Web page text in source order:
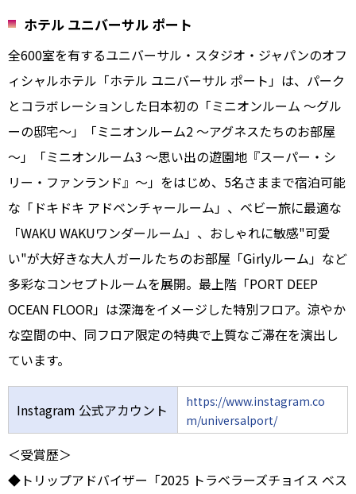
ホテル ユニバーサル ポート
全600室を有するユニバーサル・スタジオ・ジャパンのオフ
ィシャルホテル「ホテル ユニバーサル ポート」は、パーク
とコラボレーションした日本初の「ミニオンルーム ～グル
ーの邸宅～」「ミニオンルーム2 ～アグネスたちのお部屋
～」「ミニオンルーム3 ～思い出の遊園地『スーパー・シ
リー・ファンランド』～」をはじめ、5名さままで宿泊可能
な「ドキドキ アドベンチャールーム」、ベビー旅に最適な
「WAKU WAKUワンダールーム」、おしゃれに敏感"可愛
い"が大好きな大人ガールたちのお部屋「Girlyルーム」など
多彩なコンセプトルームを展開。最上階「PORT DEEP
OCEAN FLOOR」は深海をイメージした特別フロア。涼やか
な空間の中、同フロア限定の特典で上質なご滞在を演出し
ています。
Instagram 公式アカウント
https://www.instagram.co
m/universalport/
＜受賞歴＞
◆トリップアドバイザー「2025 トラベラーズチョイス ベス